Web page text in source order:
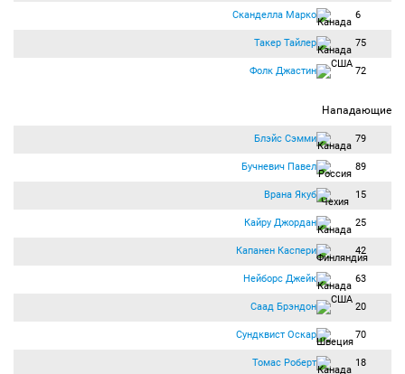
Сканделла Марко 6
Такер Тайлер 75
Фолк Джастин 72
Нападающие
Блэйс Сэмми 79
Бучневич Павел 89
Врана Якуб 15
Кайру Джордан 25
Капанен Каспери 42
Нейборс Джейк 63
Саад Брэндон 20
Сундквист Оскар 70
Томас Роберт 18